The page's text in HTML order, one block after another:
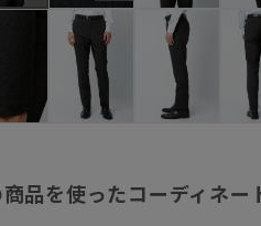
商品を使ったコーディネー